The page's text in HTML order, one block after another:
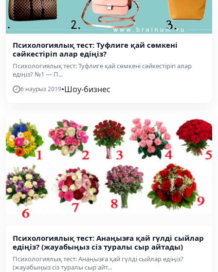
Психологиялық тест: Туфлиге қай сөмкені
сәйкестіріп алар едіңіз?
Психологиялық тест: Туфлиге қай сөмкені сәйкестіріп алар
едіңіз? №1 — П...
6 наурыз 2019•Шоу-бизнес
Психологиялық тест: Анаңызға қай гүлді сыйлар
едіңіз? (жауабыңыз сіз туралы сыр айтады)
Психологиялық тест: Анаңызға қай гүлді сыйлар едіңіз?
(жауабыңыз сіз туралы сыр айт...